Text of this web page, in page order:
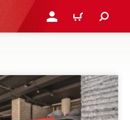
登录或注册购物车